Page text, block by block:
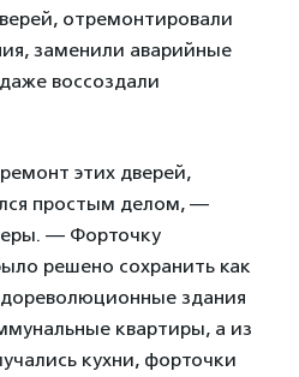
отремонтировали
заменили аварийные
воссоздали
этих дверей,
простым делом, —
— Форточку
решено сохранить как
здания
квартиры, а из
кухни, форточки